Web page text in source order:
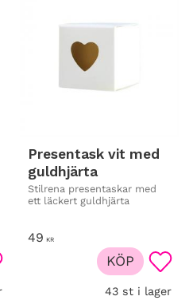
till i favoriter
Presentask vit med
guldhjärta
Stilrena presentaskar med
ett läckert guldhjärta
49 KR
43 st i lager
KÖP